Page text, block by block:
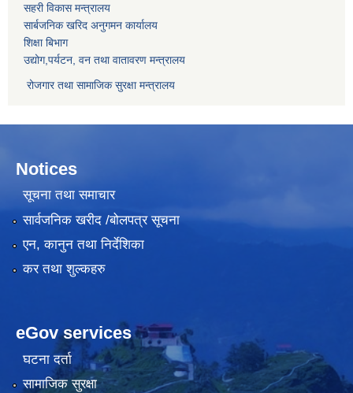
सहरी विकास मन्त्रालय
सार्बजनिक खरिद अनुगमन कार्यालय
शिक्षा बिभाग
उद्योग,पर्यटन, वन तथा वातावरण मन्त्रालय
रोजगार तथा सामाजिक सुरक्षा मन्त्रालय
Notices
सूचना तथा समाचार
सार्वजनिक खरीद /बोलपत्र सूचना
एन, कानुन तथा निर्देशिका
कर तथा शुल्कहरु
eGov services
घटना दर्ता
सामाजिक सुरक्षा